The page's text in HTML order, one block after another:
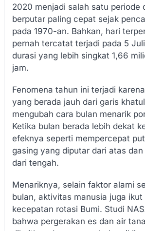
2020 menjadi salah satu periode
berputar paling cepat sejak
pada 1970-an. Bahkan, hari
pernah tercatat terjadi pada 5
durasi yang lebih singkat 1,66
jam.
Fenomena tahun ini terjadi
yang berada jauh dari garis
mengubah cara bulan menarik
Ketika bulan berada lebih dekat
efeknya seperti mempercepat
gasing yang diputar dari atas
dari tengah.
Menariknya, selain faktor alami
bulan, aktivitas manusia juga ikut
kecepatan rotasi Bumi. Studi
bahwa pergerakan es dan air